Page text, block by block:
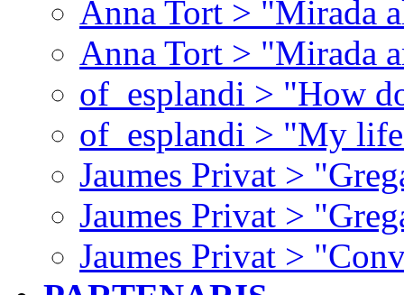
Anna Tort > "Mirada
Anna Tort > "Mirada
of_esplandi > "How
of_esplandi > "My
Jaumes Privat >
Jaumes Privat >
Jaumes Privat >